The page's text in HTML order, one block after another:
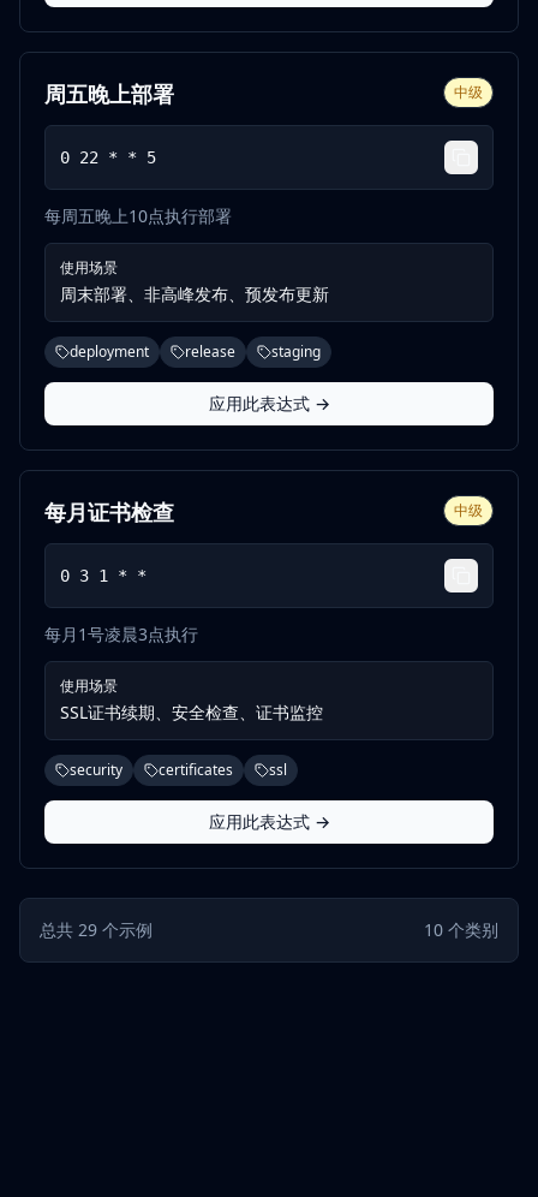
周五晚上部署 中级
0 22 * * 5
每周五晚上10点执行部署
使用场景
周末部署、非高峰发布、预发布更新
deployment release staging
应用此表达式 →
每月证书检查 中级
0 3 1 * *
每月1号凌晨3点执行
使用场景
SSL证书续期、安全检查、证书监控
security certificates ssl
应用此表达式 →
总共 29 个示例 10 个类别